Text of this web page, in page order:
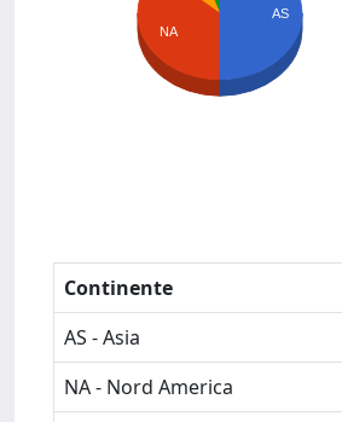
NA
AS
Continente
AS - Asia
NA - Nord America